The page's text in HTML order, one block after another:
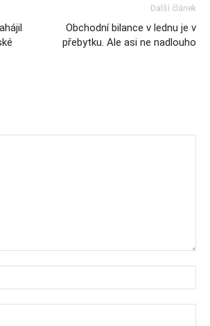
Další článek
Obchodní bilance v lednu je v
přebytku. Ale asi ne nadlouho